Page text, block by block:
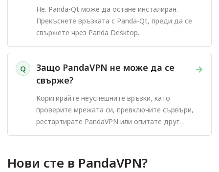
Не. Panda-Qt може да остане инсталиран.
Прекъснете връзката с Panda-Qt, преди да се
свържете чрез Panda Desktop.
Q →
Защо PandaVPN не може да се
свърже?
Коригирайте неуспешните връзки, като
проверите мрежата си, превключите сървъри,
рестартирате PandaVPN или опитате друг
протокол.
Нови сте в PandaVPN?